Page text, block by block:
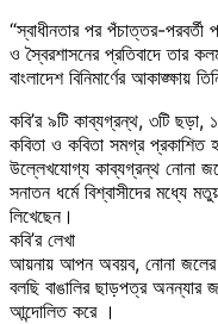
“স্বাধীনতার পর পঁচাত্তর-পরবর্তী
ও স্বৈরশাসনের প্রতিবাদে তার
বাংলাদেশ বিনিমার্ণের আকাঙ্ক্ষায়
কবি’র ৯টি কাব্যগ্রন্থ, ৩টি ছড়া,
কবিতা ও কবিতা সমগ্র প্রকাশিত
উল্লেখযোগ্য কাব্যগ্রন্থ নোনা
সনাতন ধর্মে বিশ্বাসীদের মধ্যে
লিখেছেন।
কবি’র লেখা
আয়নায় আপন অবয়ব, নোনা জলের
বলছি বাঙালির ছাড়পত্র
আন্দোলিত করে ।